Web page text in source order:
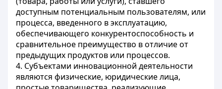
доступным потенциальным пользователям, или
процесса, введенного в эксплуатацию,
обеспечивающего конкурентоспособность и
сравнительное преимущество в отличие от
предыдущих продуктов или процессов.
4. Субъектами инновационной деятельности
являются физические, юридические лица,